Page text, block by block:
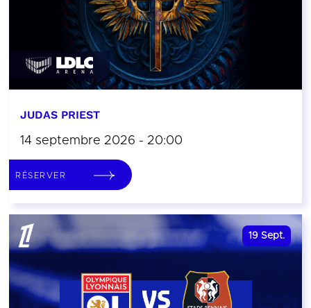
JUDAS PRIEST
14 septembre 2026 - 20:00
RÉSERVER
19 Sept.